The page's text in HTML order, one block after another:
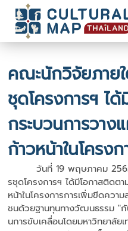
คณะนักวิจัยภายใ
ชุดโครงการฯ ไ
กระบวนการวาง
ก้าวหน้าในโครงก
วันที่ 19 พฤษภาคม 2565
รชุดโครงการฯ ได้มีโอกาสติดต
หน้าในโครงการการเพิ่มขีดควา
ชนด้วยฐานทุนทางวัฒนธรรม "
นการขับเคลื่อนโดยมหาวิทยาลัย